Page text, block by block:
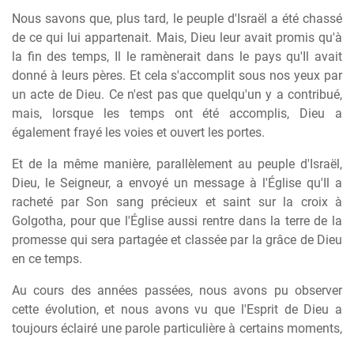
Nous savons que, plus tard, le peuple d'Israël a été chassé
de ce qui lui appartenait. Mais, Dieu leur avait promis qu'à
la fin des temps, Il le ramènerait dans le pays qu'Il avait
donné à leurs pères. Et cela s'accomplit sous nos yeux par
un acte de Dieu. Ce n'est pas que quelqu'un y a contribué,
mais, lorsque les temps ont été accomplis, Dieu a
également frayé les voies et ouvert les portes.
Et de la même manière, parallèlement au peuple d'Israël,
Dieu, le Seigneur, a envoyé un message à l'Église qu'Il a
racheté par Son sang précieux et saint sur la croix à
Golgotha, pour que l'Église aussi rentre dans la terre de la
promesse qui sera partagée et classée par la grâce de Dieu
en ce temps.
Au cours des années passées, nous avons pu observer
cette évolution, et nous avons vu que l'Esprit de Dieu a
toujours éclairé une parole particulière à certains moments,